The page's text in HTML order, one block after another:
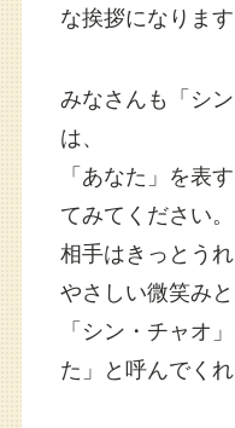
な挨拶になります
みなさんも「シ
は、
「あなた」を表
てみてください。
相手はきっとうれ
やさしい微笑みと
「シン・チャオ
た」と呼んでくれ